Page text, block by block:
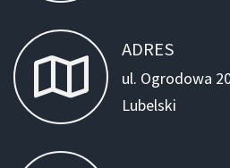
ADRES
ul. Ogrodowa
Lubelski